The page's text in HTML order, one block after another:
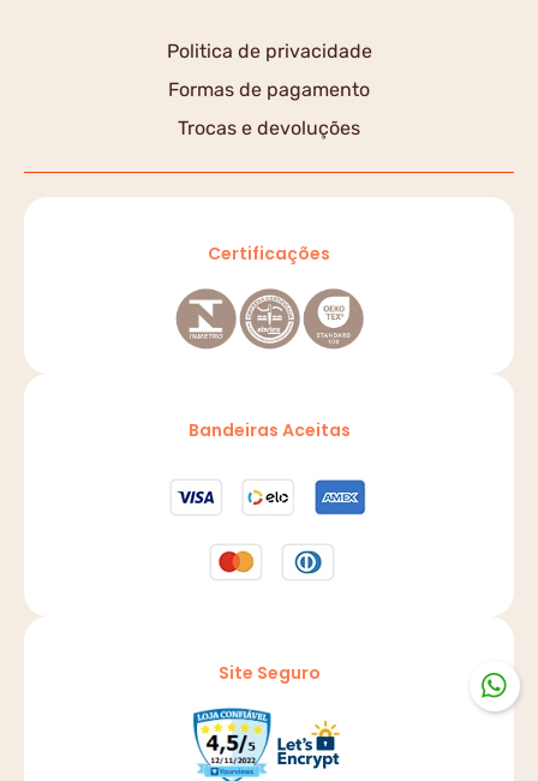
Politica de privacidade
Formas de pagamento
Trocas e devoluções
Certificações
Bandeiras Aceitas
Site Seguro